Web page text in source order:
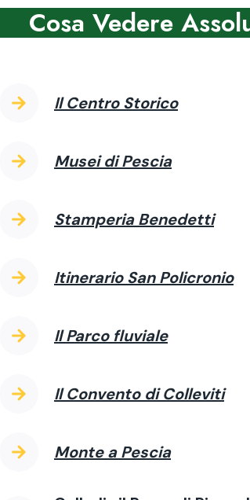
Cosa Vedere
Il Centro Storico
Musei di Pescia
Stamperia Benedetti
Itinerario San Policronio
Il Parco fluviale
Il Convento di Colleviti
Monte a Pescia